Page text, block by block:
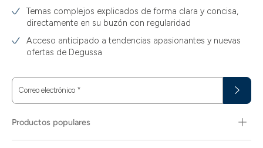
Temas complejos explicados de forma clara y concisa,
directamente en su buzón con regularidad
Acceso anticipado a tendencias apasionantes y nuevas
ofertas de Degussa
Correo electrónico *
Productos populares